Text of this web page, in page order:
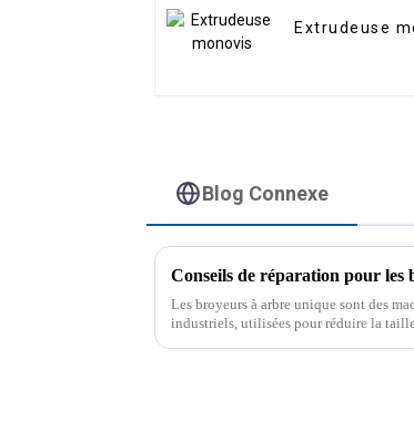
Extrudeuse
Blog Connexe
Conseils de réparation pour
Les broyeurs à arbre unique sont des
industriels, utilisées pour réduire la